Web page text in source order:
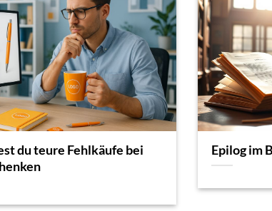
du teure Fehlkäufe bei
Epilog im